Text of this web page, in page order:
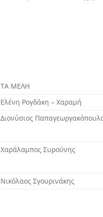
ΤΑ ΜΕΛΗ
Ελένη Ρογδάκη – Χαραμή
Διονύσιος
Χαράλαμπος Συρούνης
Νικόλαος Σγουρινάκης